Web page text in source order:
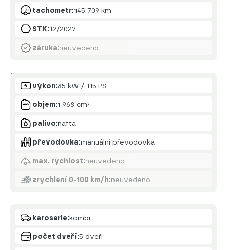
tachometr:145 709 km
STK:12/2027
záruka:neuvedeno
Motor
výkon:85 kW / 115 PS
objem:1 968 cm³
palivo:nafta
převodovka:manuální převodovka
max. rychlost:neuvedeno
zrychlení 0-100 km/h:neuvedeno
Karoserie
karoserie:kombi
počet dveří:5 dveří